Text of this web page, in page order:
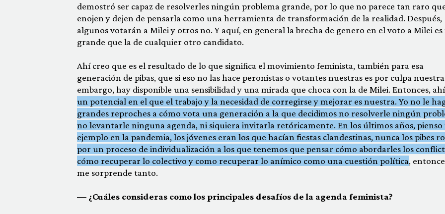
demostró ser capaz de resolverles ningún problema grande, por lo que no parece tan raro
enojen y dejen de pensarla como una herramienta de transformación de la realidad. Después,
algunos votarán a Milei y otros no. Y aquí, en general la brecha de genero en el voto a Milei es
grande que la de cualquier otro candidato.
Ahí creo que es el resultado de lo que significa el movimiento feminista, también para esa
generación de pibas, que si eso no las hace peronistas o votantes nuestras es por culpa
embargo, hay disponible una sensibilidad y una mirada que choca con la de Milei. Entonces,
un potencial en el que el trabajo y la necesidad de corregirse y mejorar es nuestra. Yo no le
grandes reproches a cómo vota una generación a la que decidimos no resolverle ningún
no levantarle ninguna agenda, ni siquiera invitarla retóricamente. En los últimos años, pienso
ejemplo en la pandemia, los jóvenes eran los que hacían fiestas clandestinas, nunca los pibes
por un proceso de individualización a los que tenemos que pensar cómo abordarles los
cómo recuperar lo colectivo y como recuperar lo anímico como una cuestión política,
me sorprende tanto.
— ¿Cuáles consideras como los principales desafíos de la agenda feminista?